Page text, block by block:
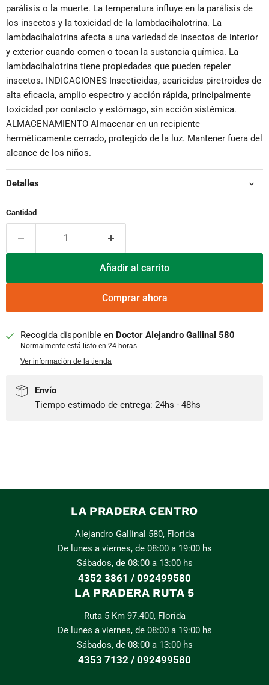
parálisis o la muerte. La temperatura influye en la parálisis de
los insectos y la toxicidad de la lambdacihalotrina. La
lambdacihalotrina afecta a una variedad de insectos de interior
y exterior cuando comen o tocan la sustancia química. La
lambdacihalotrina tiene propiedades que pueden repeler
insectos. INDICACIONES Insecticidas, acaricidas piretroides de
alta eficacia, amplio espectro y acción rápida, principalmente
toxicidad por contacto y estómago, sin acción sistémica.
ALMACENAMIENTO Almacenar en un recipiente
herméticamente cerrado, protegido de la luz. Mantener fuera del
alcance de los niños.
Detalles
Cantidad
Añadir al carrito
Comprar ahora
Recogida disponible en Doctor Alejandro Gallinal 580
Normalmente está listo en 24 horas
Ver información de la tienda
Envío
Tiempo estimado de entrega: 24hs - 48hs
LA PRADERA CENTRO
Alejandro Gallinal 580, Florida
De lunes a viernes, de 08:00 a 19:00 hs
Sábados, de 08:00 a 13:00 hs
4352 3861 / 092499580
LA PRADERA RUTA 5
Ruta 5 Km 97.400, Florida
De lunes a viernes, de 08:00 a 19:00 hs
Sábados, de 08:00 a 13:00 hs
4353 7132 / 092499580